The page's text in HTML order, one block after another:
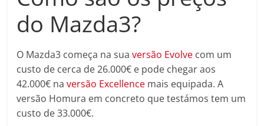
do Mazda3?
O Mazda3 começa na suaversão Evolve com um
custo de cerca de 26.000€ e pode chegar aos
42.000€ naversão Excellence mais equipada. A
versão Homura em concreto que testámos tem um
custo de 33.000€.